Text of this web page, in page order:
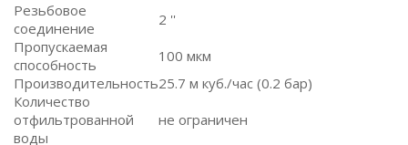
Резьбовое
соединение
2 ''
Пропускаемая
способность
100 мкм
Производительность25.7 м куб./час (0.2 бар)
Количество
отфильтрованной
воды
не ограничен